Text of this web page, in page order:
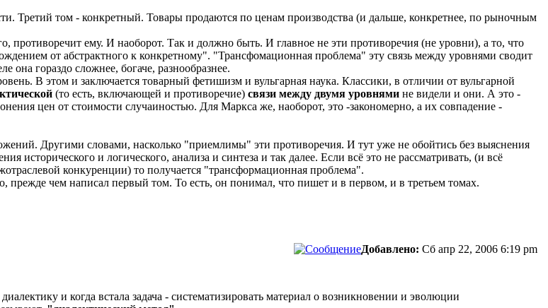
Третий том - конкретный. Товары продаются по ценам производства (и дальше, конкретнее, по рыночным
противоречит ему. И наоборот. Так и должно быть. И главное не эти противоречия (не уровни), а то, что
от абстрактного к конкретному". "Трансфомационная проблема" эту связь между уровнями сводит
гораздо сложнее, богаче, разнообразнее.
В этом и заключается товарный фетишизм и вульгарная наука. Классики, в отличии от вульгарной
(то есть, включающей и противоречие) связи между двумя уровнями не видели и они. А это -
цен от стоимости случаиностью. Для Маркса же, наоборот, это -закономерно, а их совпадение -
Другими словами, насколько "приемлимы" эти противоречия. И тут уже не обойтись без выяснения
исторического и логического, анализа и синтеза и так далее. Если всё это не рассматривать, (и всё
конкуренции) то получается "трансформационная проблема".
прежде чем написал первый том. То есть, он понимал, что пишет и в первом, и в третьем томах.
Добавлено: Сб апр 22, 2006 6:19 pm
и когда встала задача - систематизировать материал о возникновении и эволюции